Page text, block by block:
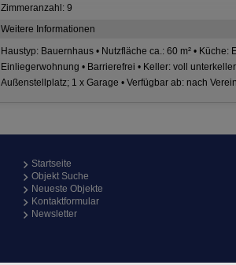
Zimmeranzahl: 9
Weitere Informationen
Haustyp: Bauernhaus • Nutzfläche ca.: 60 m² •
Einliegerwohnung • Barrierefrei • Keller: voll
Außenstellplatz; 1 x Garage • Verfügbar ab: nach
Startseite
Objekt Suche
Neueste Objekte
Kontaktformular
Newsletter